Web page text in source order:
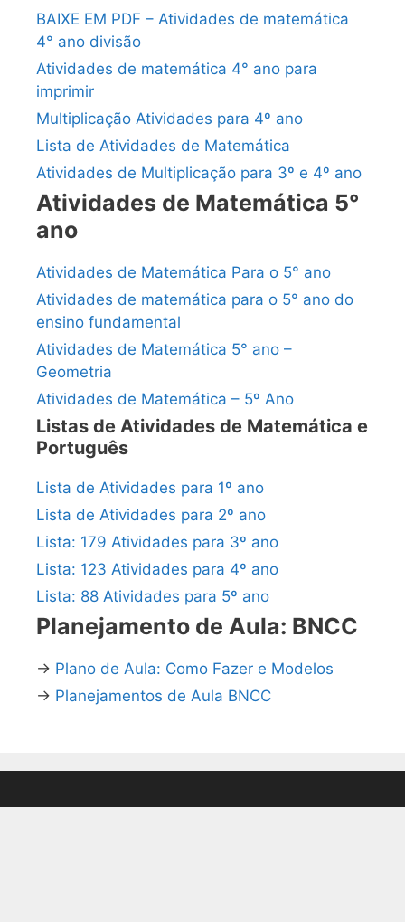
BAIXE EM PDF – Atividades de matemática
4° ano divisão
Atividades de matemática 4° ano para
imprimir
Multiplicação Atividades para 4º ano
Lista de Atividades de Matemática
Atividades de Multiplicação para 3º e 4º ano
Atividades de Matemática 5°
ano
Atividades de Matemática Para o 5° ano
Atividades de matemática para o 5° ano do
ensino fundamental
Atividades de Matemática 5° ano –
Geometria
Atividades de Matemática – 5º Ano
Listas de Atividades de Matemática e
Português
Lista de Atividades para 1º ano
Lista de Atividades para 2º ano
Lista: 179 Atividades para 3º ano
Lista: 123 Atividades para 4º ano
Lista: 88 Atividades para 5º ano
Planejamento de Aula: BNCC
→ Plano de Aula: Como Fazer e Modelos
→ Planejamentos de Aula BNCC